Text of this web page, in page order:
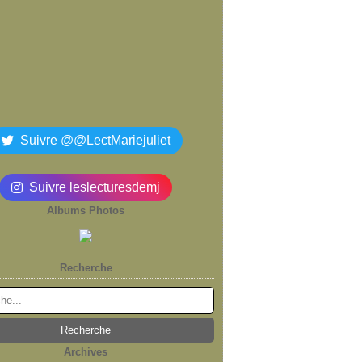
Suivre @@LectMariejuliet
Suivre leslecturesdemj
Albums Photos
Recherche
Archives